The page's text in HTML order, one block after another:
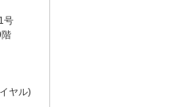
号
ヤル)